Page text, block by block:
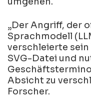
„Der Angriff, der
Sprachmodell
verschleierte
SVG-Datei und
Absicht zu
Forscher.